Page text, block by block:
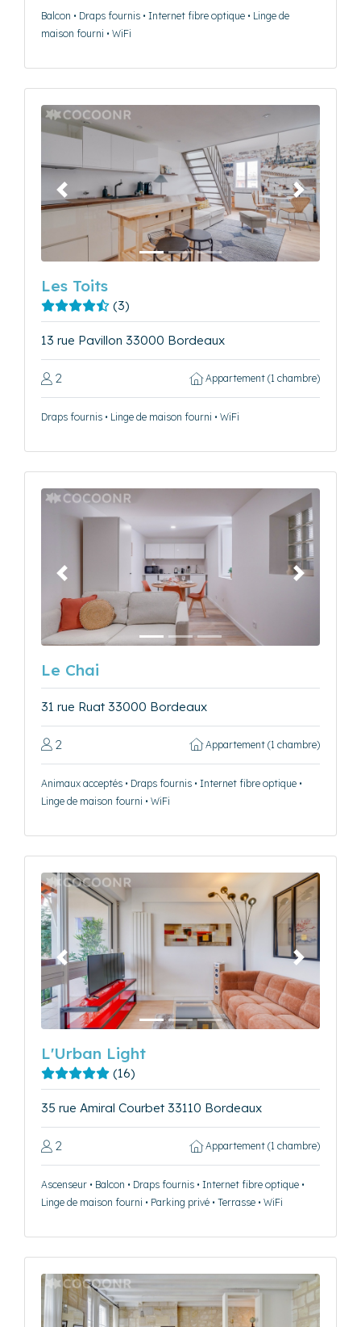
Balcon • Draps fournis • Internet fibre optique • Linge de
maison fourni • WiFi
Précédent Suivant
Les Toits
(3)
13 rue Pavillon 33000 Bordeaux
2 Appartement (1 chambre)
Draps fournis • Linge de maison fourni • WiFi
Précédent Suivant
Le Chai
31 rue Ruat 33000 Bordeaux
2 Appartement (1 chambre)
Animaux acceptés • Draps fournis • Internet fibre optique •
Linge de maison fourni • WiFi
Précédent Suivant
L'Urban Light
(16)
35 rue Amiral Courbet 33110 Bordeaux
2 Appartement (1 chambre)
Ascenseur • Balcon • Draps fournis • Internet fibre optique •
Linge de maison fourni • Parking privé • Terrasse • WiFi